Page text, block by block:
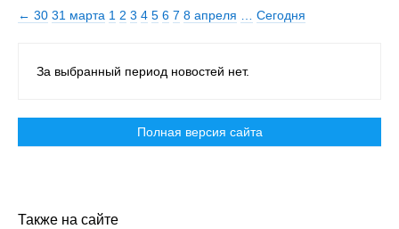
← 30 31 марта 1 2 3 4 5 6 7 8 апреля Сегодня
За выбранный период новостей нет.
Полная версия сайта
Также на сайте